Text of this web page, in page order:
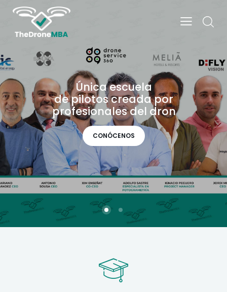
Únicaescuela
depilotoscreadapor
profesionalesdel dron
CONÓCENOS